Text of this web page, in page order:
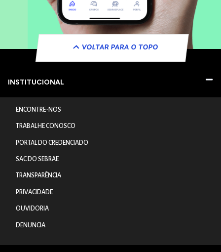
VOLTAR PARA O TOPO
INSTITUCIONAL
ENCONTRE-NOS
TRABALHE CONOSCO
PORTAL DO CREDENCIADO
SAC DO SEBRAE
TRANSPARÊNCIA
PRIVACIDADE
OUVIDORIA
DENUNCIA